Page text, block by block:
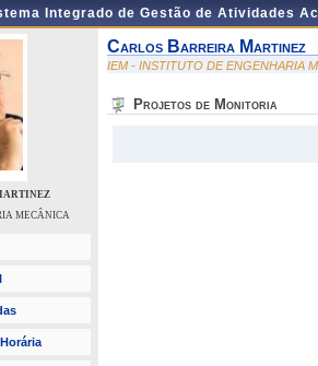
Integrado de Gestão de Atividades
MECÂNICA
Carlos Barreira Martinez
IEM - INSTITUTO DE ENGENHARIA
Projetos de Monitoria